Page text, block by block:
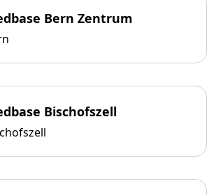
Bern Zentrum
Bischofszell